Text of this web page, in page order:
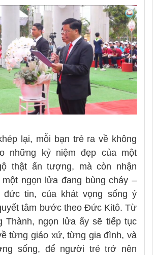
lại, mỗi bạn trẻ ra về không
những kỷ niệm đẹp của một
thật ấn tượng, mà còn nhận
ngọn lửa đang bùng cháy –
đức tin, của khát vọng sống ý
tâm bước theo Đức Kitô. Từ
Thành, ngọn lửa ấy sẽ tiếp tục
từng giáo xứ, từng gia đình, và
sống, để người trẻ trở nên